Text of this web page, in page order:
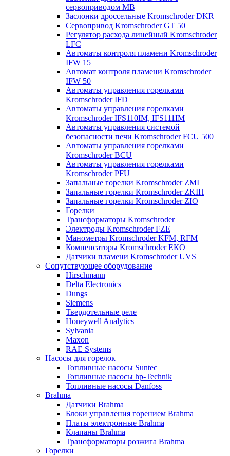
сервоприводом МВ
Заслонки дроссельные Kromschroder DKR
Cервопривод Kromschroder GT 50
Регулятор расхода линейный Kromschroder
LFC
Автоматы контроля пламени Kromschroder
IFW 15
Автомат контроля пламени Kromschroder
IFW 50
Автоматы управления горелками
Kromschroder IFD
Автоматы управления горелками
Kromschroder IFS110IM, IFS111IM
Автоматы управления системой
безопасности печи Kromschroder FCU 500
Автоматы управления горелками
Kromschroder BCU
Автоматы управления горелками
Kromschroder PFU
Запальные горелки Kromschroder ZМI
Запальные горелки Kromschroder ZKIH
Запальные горелки Kromschroder ZIO
Горелки
Трансформаторы Kromschroder
Электроды Kromschroder FZE
Манометры Kromschroder KFM, RFM
Компенсаторы Kromschroder ЕКО
Датчики пламени Kromschroder UVS
Сопутствующее оборудование
Hirschmann
Delta Electronics
Dungs
Siemens
Твердотельные реле
Honeywell Analytics
Sylvania
Maxon
RAE Systems
Насосы для горелок
Топливные насосы Suntec
Топливные насосы hp-Technik
Топливные насосы Danfoss
Brahma
Датчики Brahma
Блоки управления горением Brahma
Платы электронные Brahma
Клапаны Brahma
Трансформаторы розжига Brahma
Горелки